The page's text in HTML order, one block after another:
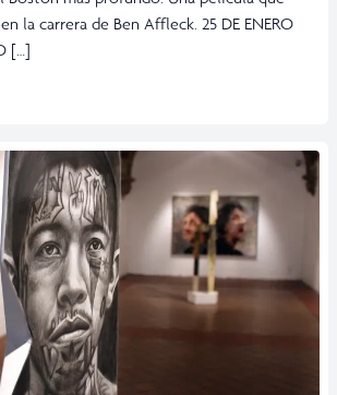
la carrera de Ben Affleck. 25 DE ENERO
[…]